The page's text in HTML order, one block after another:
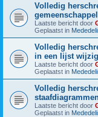
Volledig
Laatste bericht door
Geplaatst in
Volledig
in een lijst
Laatste bericht door
Geplaatst in
Volledig
Laatste bericht door
Geplaatst in